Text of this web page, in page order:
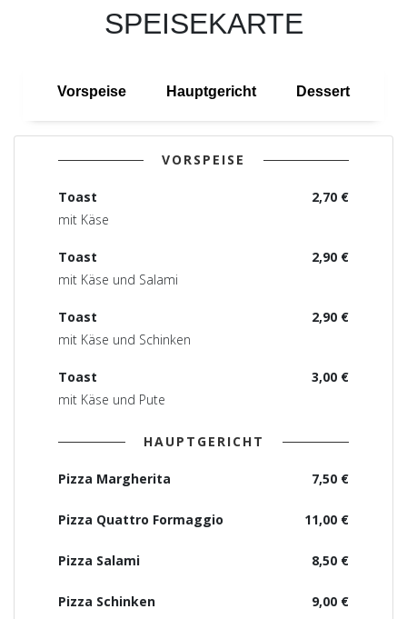
SPEISEKARTE
Vorspeise Hauptgericht Dessert
VORSPEISE
2,70 €
Toast
mit Käse
2,90 €
Toast
mit Käse und Salami
2,90 €
Toast
mit Käse und Schinken
3,00 €
Toast
mit Käse und Pute
HAUPTGERICHT
7,50 €
Pizza Margherita
11,00 €
Pizza Quattro Formaggio
8,50 €
Pizza Salami
9,00 €
Pizza Schinken